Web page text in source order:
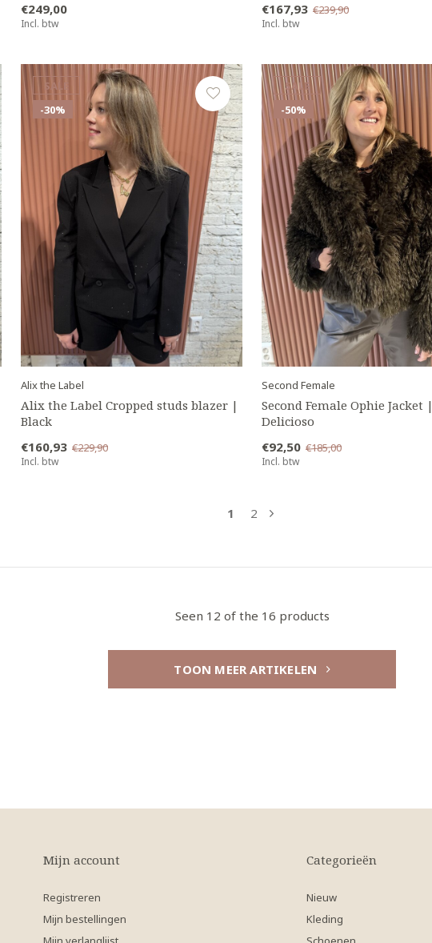
€249,00
Incl. btw
€167,93 €239,90
Incl. btw
SALE
-30%
Alix the Label
Alix the Label Cropped studs blazer |
Black
€160,93 €229,90
Incl. btw
SALE
-50%
Second Female
Second Female Ophie Jacket |
Delicioso
€92,50 €185,00
Incl. btw
1 2
Seen 12 of the 16 products
TOON MEER ARTIKELEN
Mijn account
Registreren
Mijn bestellingen
Categorieën
Nieuw
Kleding